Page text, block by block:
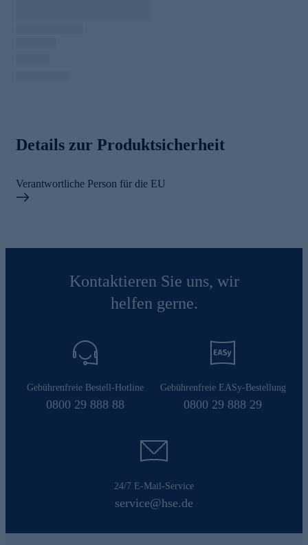
Details zur Produktsicherheit
Verantwortliche Person für die EU
Kontaktieren Sie uns, wir
helfen gerne.
Gebührenfreie Bestell-Hotline
0800 29 888 88
Gebührenfreie EASy-Bestellung
0800 29 888 29
24/7 E-Mail-Service
service@hse.de